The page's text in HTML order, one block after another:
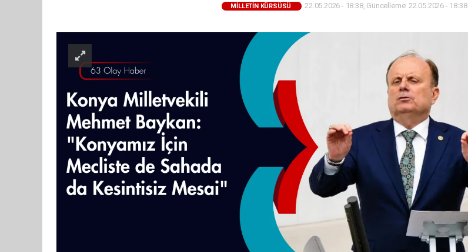
MILLETIN KÜRSÜSÜ 22.05.2026 - 18:38, Güncelleme: 22.05.2026 - 18:38